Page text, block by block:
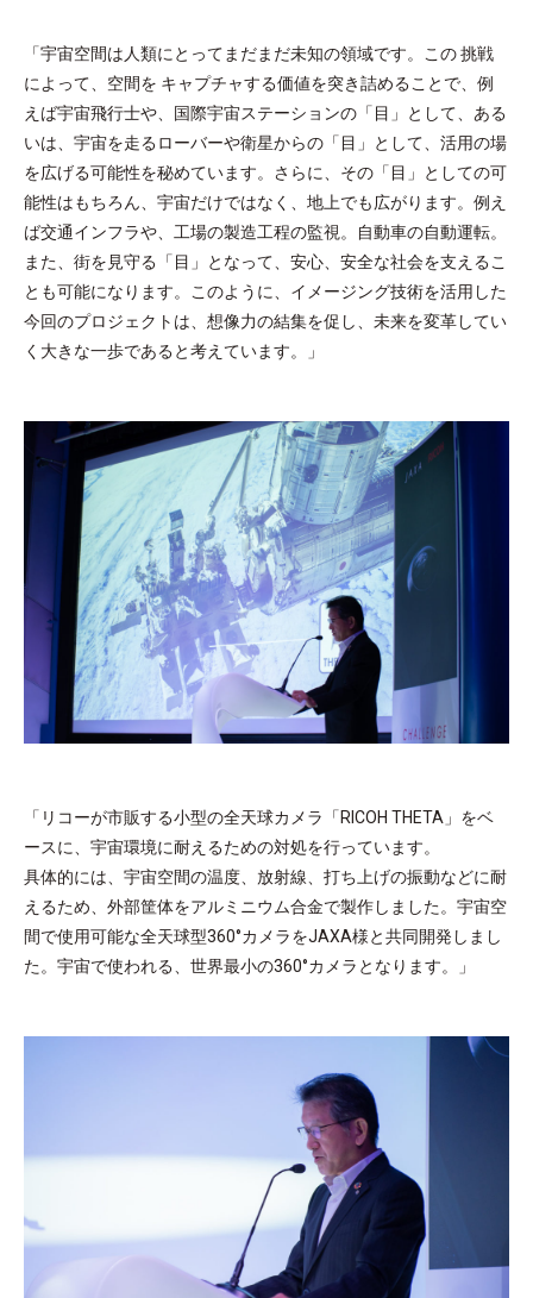
「宇宙空間は人類にとってまだまだ未知の領域です。この 挑戦
によって、空間を キャプチャする価値を突き詰めることで、例
えば宇宙飛行士や、国際宇宙ステーションの「目」として、ある
いは、宇宙を走るローバーや衛星からの「目」として、活用の場
を広げる可能性を秘めています。さらに、その「目」としての可
能性はもちろん、宇宙だけではなく、地上でも広がります。例え
ば交通インフラや、工場の製造工程の監視。自動車の自動運転。
また、街を見守る「目」となって、安心、安全な社会を支えるこ
とも可能になります。このように、イメージング技術を活用した
今回のプロジェクトは、想像力の結集を促し、未来を変革してい
く大きな一歩であると考えています。」
「リコーが市販する小型の全天球カメラ「RICOH THETA」をベ
ースに、宇宙環境に耐えるための対処を行っています。
具体的には、宇宙空間の温度、放射線、打ち上げの振動などに耐
えるため、外部筐体をアルミニウム合金で製作しました。宇宙空
間で使用可能な全天球型360°カメラをJAXA様と共同開発しまし
た。宇宙で使われる、世界最小の360°カメラとなります。」